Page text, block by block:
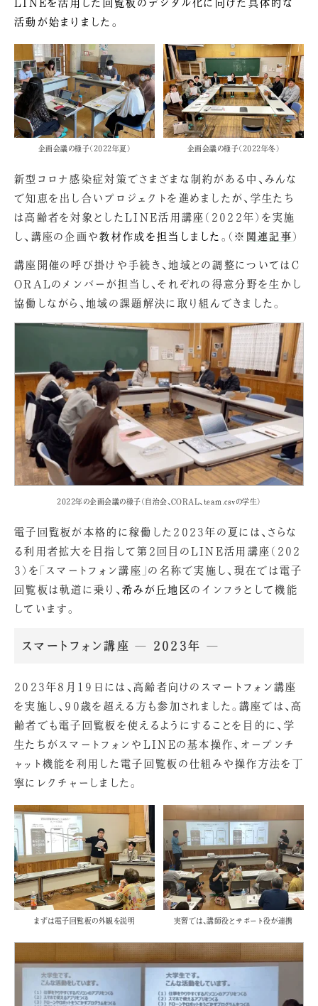
LINEを活用した回覧板のデジタル化に向けた具体的な
活動が始まりました。
企画会議の様子（2022年夏） 企画会議の様子（2022年冬）
新型コロナ感染症対策でさまざまな制約がある中、みんな
で知恵を出し合いプロジェクトを進めましたが、学生たち
は高齢者を対象としたLINE活用講座（2022年）を実施
し、講座の企画や教材作成を担当しました 。（※ 関連記事 ）
講座開催の呼び掛けや手続き、地域との調整についてはC
ORALのメンバーが担当し、それぞれの得意分野を生かし
協働しながら、地域の課題解決に取り組んできました。
2022年の企画会議の様子（自治会、CORAL、team.csvの学生）
電子回覧板が本格的に稼働した2023年の夏には、さらな
る利用者拡大を目指して第2回目のLINE活用講座（202
3）を「スマートフォン講座」の名称で実施し、現在では電子
回覧板は軌道に乗り、希みが丘地区 のインフラとして機能
しています。
スマートフォン講座 ― 2023年 ―
2023年8月19日には、高齢者向けのスマートフォン講座
を実施し、90歳を超える方も参加されました。講座では、高
齢者でも電子回覧板を使えるようにすることを目的に、学
生たちがスマートフォンやLINEの基本操作、オープンチ
ャット機能を利用した電子回覧板の仕組みや操作方法を丁
寧にレクチャーしました。
まずは電子回覧板の外観を説明 実習では、講師役とサポート役が連携